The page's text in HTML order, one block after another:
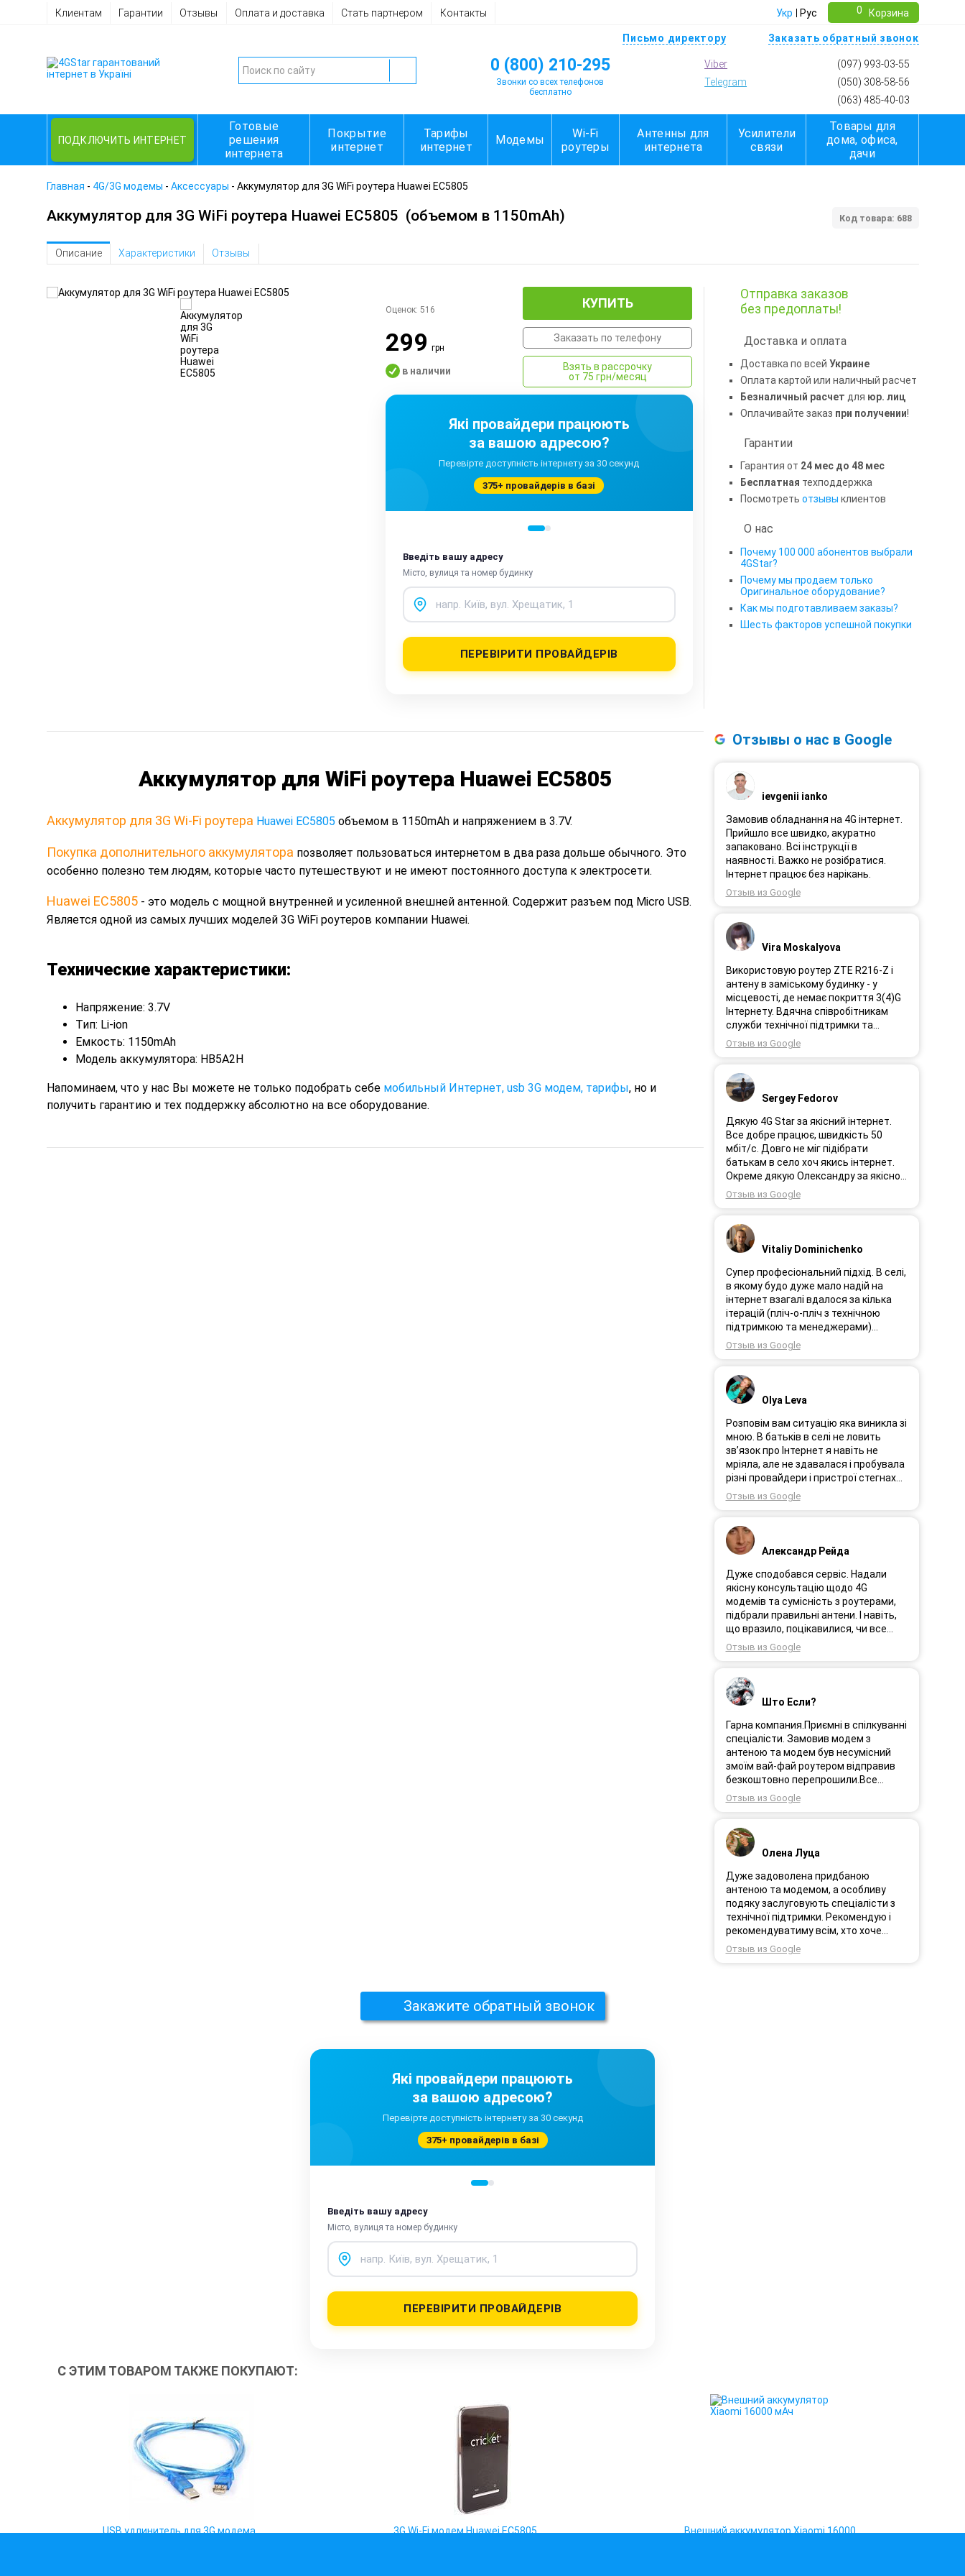
Клиентам Гарантии Отзывы Оплата и доставка Стать партнером Контакты Укр Рус 0 Корзина
Письмо директору Заказать обратный звонок
0 (800) 210-295
Звонки со всех телефонов
бесплатно
Viber
Telegram
(097) 993-03-55
(050) 308-58-56
(063) 485-40-03
ПОДКЛЮЧИТЬ ИНТЕРНЕТ
Готовые
решения
интернета
Покрытие
интернет
Тарифы
интернет
Модемы
Wi-Fi
роутеры
Антенны для
интернета
Усилители
связи
Товары для
дома, офиса,
дачи
Главная - 4G/3G модемы - Аксессуары - Аккумулятор для 3G WiFi роутера Huawei EC5805
Аккумулятор для 3G WiFi роутера Huawei EC5805 (объемом в 1150mAh) Код товара: 688
Описание Характеристики Отзывы
Оценок: 516
299грн
в наличии
КУПИТЬ
Заказать по телефону
Взять в рассрочку
от 75 грн/месяц
Які провайдери працюють
за вашою адресою?
Перевірте доступність інтернету за 30 секунд
375+ провайдерів в базі
Введіть вашу адресу
Місто, вулиця та номер будинку
ПЕРЕВІРИТИ ПРОВАЙДЕРІВ
Отправка заказов
без предоплаты!
Доставка и оплата
Доставка по всей Украине
Оплата картой или наличный расчет
Безналичный расчет для юр. лиц
Оплачивайте заказ при получении!
Гарантии
Гарантия от 24 мес до 48 мес
Бесплатная техподдержка
Посмотреть отзывы клиентов
О нас
Почему 100 000 абонентов выбрали
4GStar?
Почему мы продаем только
Оригинальное оборудование?
Как мы подготавливаем заказы?
Шесть факторов успешной покупки
Аккумулятор для WiFi роутера Huawei EC5805
Аккумулятор для 3G Wi-Fi роутера Huawei EC5805 объемом в 1150mAh и напряжением в 3.7V.
Покупка дополнительного аккумулятора позволяет пользоваться интернетом в два раза дольше обычного. Это
особенно полезно тем людям, которые часто путешествуют и не имеют постоянного доступа к электросети.
Huawei EC5805- это модель с мощной внутренней и усиленной внешней антенной. Содержит разъем под Micro USB.
Является одной из самых лучших моделей 3G WiFi роутеров компании Huawei.
Технические характеристики:
Напряжение: 3.7V
Тип: Li-ion
Емкость: 1150mAh
Модель аккумулятора: HB5A2H
Напоминаем, что у нас Вы можете не только подобрать себе мобильный Интернет, usb 3G модем, тарифы, но и
получить гарантию и тех поддержку абсолютно на все оборудование.
Отзывы о нас в Google
ievgenii ianko
Замовив обладнання на 4G інтернет.
Прийшло все швидко, акуратно
запаковано. Всі інструкції в
наявності. Важко не розібратися.
Інтернет працює без нарікань.
Отзыв из Google
Vira Moskalyova
Використовую роутер ZTE R216-Z і
антену в заміському будинку - у
місцевості, де немає покриття 3(4)G
Інтернету. Вдячна співробітникам
служби технічної підтримки та
інженерам за професійне і швидке
сервісне обслуговування, ремонт і
роки після покупки я не шкодую про
прийняте тоді рішення придбати
обладнання в компанії 3G star (зараз
4G star).
Отзыв из Google
Sergey Fedorov
Дякую 4G Star за якісний інтернет.
Все добре працює, швидкість 50
мбіт/с. Довго не міг підібрати
батькам в село хоч якись інтернет.
Окреме дякую Олександру за якісно
підібране обладнання!
Отзыв из Google
Vitaliy Dominichenko
Супер професіональний підхід. В селі,
в якому будо дуже мало надій на
інтернет взагалі вдалося за кілька
ітерацій (пліч-о-пліч з технічною
підтримкою та менеджерами)
досягнути нереальної швидкості в
~20МБіт/с. Можна мріяти про більше,
результат, так як перші спроби
впиралися в максимум 4-5 МБіт/с.
Спробували усіх можливих
операторів, обертав десятки разів
антену, змінили один раз модем з
невеликою доплатою і вдалося
неможливе :) Дякую вам! Безумовно
вдячний і радий знайомству.
Отзыв из Google
Olya Leva
Розповім вам ситуацію яка виникла зі
мною. В батьків в селі не ловить
зв’язок про Інтернет я навіть не
мріяла, але не здавалася і пробувала
різні провайдери і пристрої стегнах
був дуже слабким або взагалі
відсутній. І ось я в Інтернеті побачила
підкорило це тестовий період 1 міс, я
вирішила спробувати ще раз.
Надіслала заявку зімною зв’язалася
менеджер Олеся дуже привітна
дівчина розповіла все детально і
порадила хороший пристрій.
Замовлення прийшло через день і я
поїхала встановлювати інтернет.
Олеся була на зв’язоку і все
допомагала. І ось інтернет працює як
вмісті все супер. Я дуже задоволена.
Дякую менеджеру Олесі яка
турботу. Дякую. Рекомендую .
Отзыв из Google
Александр Рейда
Дуже сподобався сервіс. Надали
якісну консультацію щодо 4G
модемів та сумісність з роутерами,
підбрали правильні антени. І навіть,
що вразило, поцікавилися, чи все
гаразд після впровадження
обладнання в експлуатацію та чи
Дуже рекомендую!
Отзыв из Google
Што Если?
Гарна компания.Приємні в спілкуванні
спеціалісти. Замовив модем з
антеною та модем був несумісний
змоїм вай-фай роутером відправив
безкоштовно перепрошили.Все
працює.
Отзыв из Google
Олена Луца
Дуже задоволена придбаною
антеною та модемом, а особливу
подяку заслуговують спеціалісти з
технічної підтримки. Рекомендую і
рекомендуватиму всім, хто хоче
користуватись безпровідним
Отзыв из Google
Закажите обратный звонок
Які провайдери працюють
за вашою адресою?
Перевірте доступність інтернету за 30 секунд
375+ провайдерів в базі
Введіть вашу адресу
Місто, вулиця та номер будинку
ПЕРЕВІРИТИ ПРОВАЙДЕРІВ
С ЭТИМ ТОВАРОМ ТАКЖЕ ПОКУПАЮТ:
USB удлинитель для 3G модема 3G Wi-Fi модем Huawei EC5805
Внешний аккумулятор Xiaomi 16000